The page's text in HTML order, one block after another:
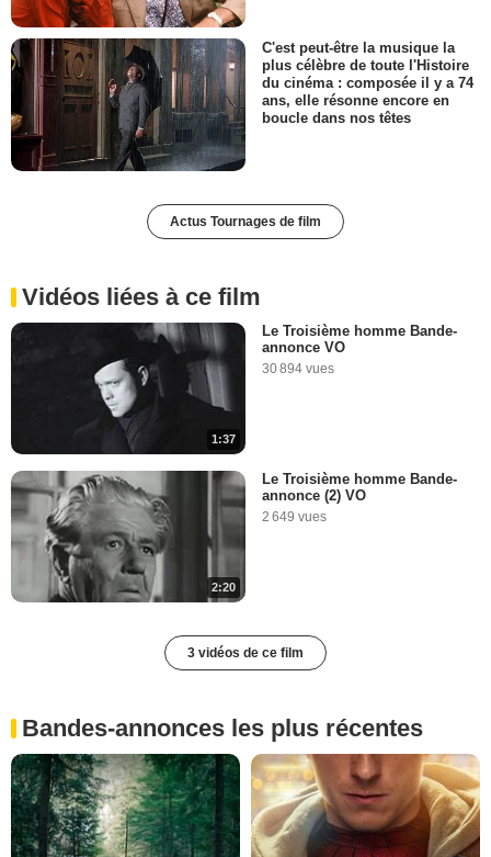
C'est peut-être la musique la
plus célèbre de toute l'Histoire
du cinéma : composée il y a 74
ans, elle résonne encore en
boucle dans nos têtes
Actus Tournages de film
Vidéos liées à ce film
1:37
Le Troisième homme Bande-
annonce VO
30 894 vues
2:20
Le Troisième homme Bande-
annonce (2) VO
2 649 vues
3 vidéos de ce film
Bandes-annonces les plus récentes